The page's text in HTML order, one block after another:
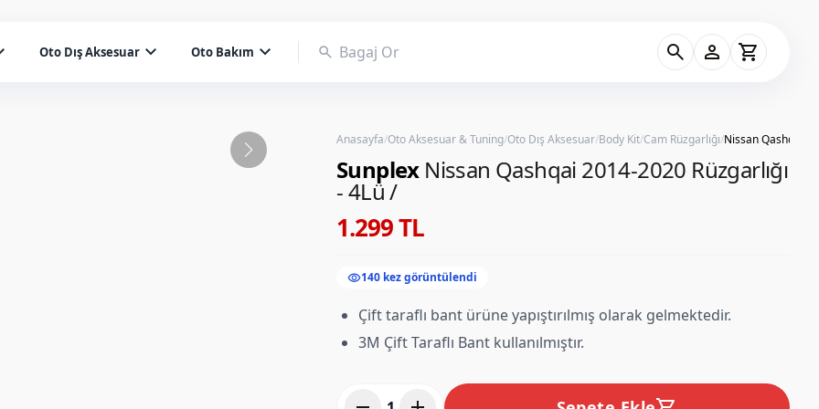
Oto Dış Aksesuar expand_more Oto Bakım expand_more search search person shopping_cart
Anasayfa/Oto Aksesuar & Tuning/Oto Dış Aksesuar/Body Kit/Cam Rüzgarlığı/
SunplexNissan Qashqai 2014-2020 Rüzgarlığı
- 4Lü /
1.299 TL
visibility140 kez görüntülendi
Çift taraflı bant ürüne yapıştırılmış olarak gelmektedir.
3M Çift Taraflı Bant kullanılmıştır.